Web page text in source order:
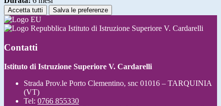
Accetta tutti Salva le preferenze
Istituto di Istruzione Superiore V. Cardarelli
Contatti
Istituto di Istruzione Superiore V. Cardarelli
Strada Prov.le Porto Clementino, snc 01016 – TARQUINIA
(VT)
Tel: 0766 855330